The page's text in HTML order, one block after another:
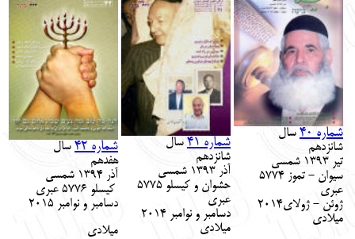
شماره 40
سال
شانزدهم
تیر 1393 شمسی
سیوان - تموز 5774
عبری
ژوئن - ژولای2014
میلادی
شماره 41
سال
شانزدهم
آذر
حشوان و کیسلو 5775
عبری
دسامبر و نوامبر 2014
میلادی
شماره 42
سال
هفدهم
آذر 4
شمسی
کیسلو 577 6
عبری
دسامبر و نوامبر
2015
میلادی